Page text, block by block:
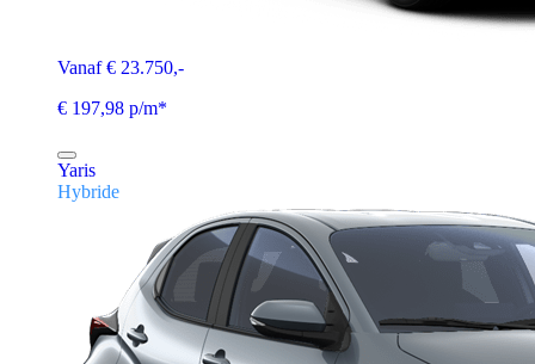
Vanaf € 23.750,-
€ 197,98 p/m*
Yaris
Hybride